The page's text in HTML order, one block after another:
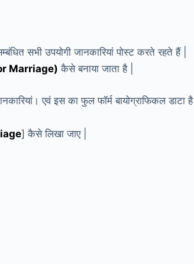
सभी उपयोगी जानकारियां पोस्ट करते रहते हैं |
for Marriage) कैसे बनाया जाता है |
एवं इस का फुल फॉर्म बायोग्राफिकल डाटा है
] कैसे लिखा जाए |